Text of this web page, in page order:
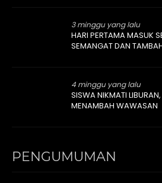
3 minggu yang lalu
HARI PERTAMA MASUK
SEMANGAT DAN
4 minggu yang lalu
SISWA NIKMATI
MENAMBAH WAWASAN
PENGUMUMAN